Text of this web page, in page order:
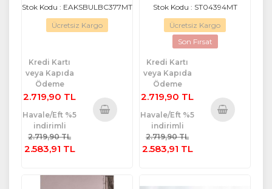
Stok Kodu : EAKSBULBC377MT
Ücretsiz Kargo
Kredi Kartı
veya Kapıda
Ödeme
2.719,90 TL
Havale/Eft %5
indirimli
2.719,90 TL
2.583,91 TL
Stok Kodu : ST04394MT
Ücretsiz Kargo
Son Fırsat
Kredi Kartı
veya Kapıda
Ödeme
2.719,90 TL
Havale/Eft %5
indirimli
2.719,90 TL
2.583,91 TL